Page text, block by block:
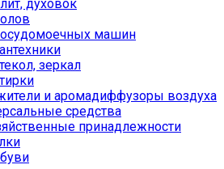
духовок
машин
зеркал
и аромадиффузоры воздуха
средства
принадлежности